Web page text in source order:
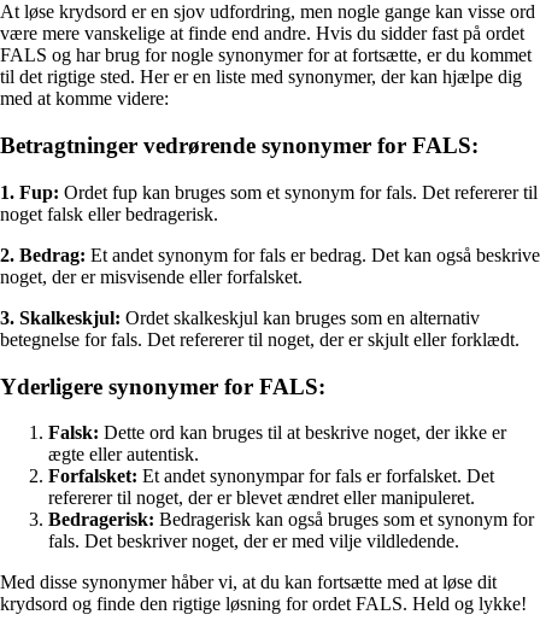
At løse krydsord er en sjov udfordring, men nogle gange kan visse ord
være mere vanskelige at finde end andre. Hvis du sidder fast på ordet
FALS og har brug for nogle synonymer for at fortsætte, er du kommet
til det rigtige sted. Her er en liste med synonymer, der kan hjælpe dig
med at komme videre:
Betragtninger vedrørende synonymer for FALS:
1. Fup: Ordet fup kan bruges som et synonym for fals. Det refererer til
noget falsk eller bedragerisk.
2. Bedrag: Et andet synonym for fals er bedrag. Det kan også beskrive
noget, der er misvisende eller forfalsket.
3. Skalkeskjul: Ordet skalkeskjul kan bruges som en alternativ
betegnelse for fals. Det refererer til noget, der er skjult eller forklædt.
Yderligere synonymer for FALS:
Falsk: Dette ord kan bruges til at beskrive noget, der ikke er
ægte eller autentisk.
Forfalsket: Et andet synonympar for fals er forfalsket. Det
refererer til noget, der er blevet ændret eller manipuleret.
Bedragerisk: Bedragerisk kan også bruges som et synonym for
fals. Det beskriver noget, der er med vilje vildledende.
Med disse synonymer håber vi, at du kan fortsætte med at løse dit
krydsord og finde den rigtige løsning for ordet FALS. Held og lykke!